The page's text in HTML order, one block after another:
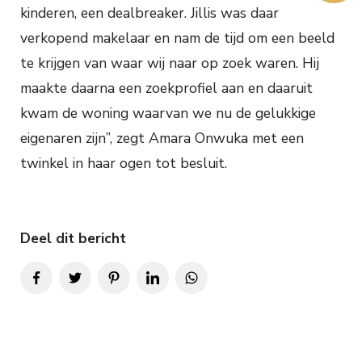
kinderen, een dealbreaker. Jillis was daar
verkopend makelaar en nam de tijd om een beeld
te krijgen van waar wij naar op zoek waren. Hij
maakte daarna een zoekprofiel aan en daaruit
kwam de woning waarvan we nu de gelukkige
eigenaren zijn”, zegt Amara Onwuka met een
twinkel in haar ogen tot besluit.
Deel dit bericht